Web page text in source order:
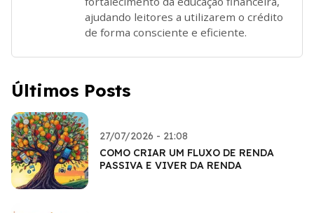
ajudando leitores a utilizarem o crédito
de forma consciente e eficiente.
Últimos Posts
27/07/2026 - 21:08
COMO CRIAR UM FLUXO DE RENDA
PASSIVA E VIVER DA RENDA